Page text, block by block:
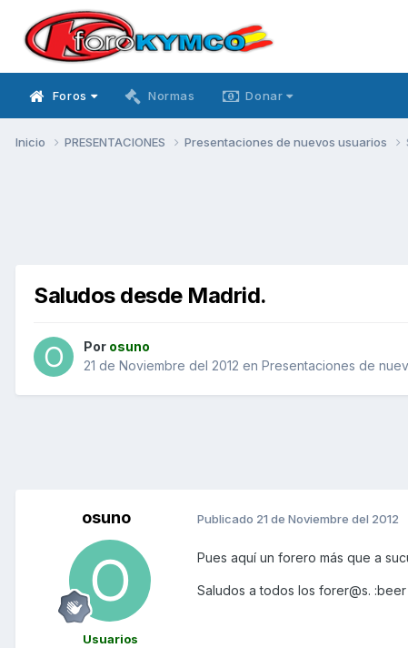
Foros Normas Donar
Inicio PRESENTACIONES Presentaciones de nuevos usuarios
Saludos desde Madrid.
Por osuno
21 de Noviembre del 2012 en Presentaciones de
osuno
Usuarios
Publicado 21 de Noviembre del 2012
Pues aquí un forero más que a
Saludos a todos los forer@s. :beer